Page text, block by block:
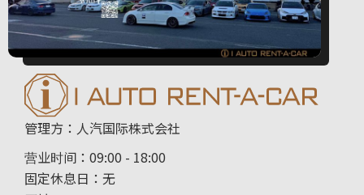
管理方：人汽国际株式会社
营业时间：09:00 - 18:00
固定休息日：无